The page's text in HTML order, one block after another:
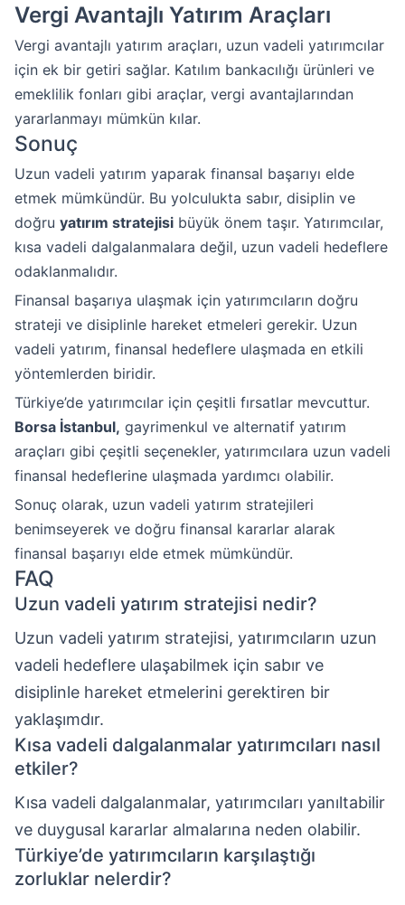
Vergi Avantajlı Yatırım Araçları
Vergi avantajlı yatırım araçları, uzun vadeli yatırımcılar
için ek bir getiri sağlar. Katılım bankacılığı ürünleri ve
emeklilik fonları gibi araçlar, vergi avantajlarından
yararlanmayı mümkün kılar.
Sonuç
Uzun vadeli yatırım yaparak finansal başarıyı elde
etmek mümkündür. Bu yolculukta sabır, disiplin ve
doğru yatırım stratejisi büyük önem taşır. Yatırımcılar,
kısa vadeli dalgalanmalara değil, uzun vadeli hedeflere
odaklanmalıdır.
Finansal başarıya ulaşmak için yatırımcıların doğru
strateji ve disiplinle hareket etmeleri gerekir. Uzun
vadeli yatırım, finansal hedeflere ulaşmada en etkili
yöntemlerden biridir.
Türkiye’de yatırımcılar için çeşitli fırsatlar mevcuttur.
Borsa İstanbul, gayrimenkul ve alternatif yatırım
araçları gibi çeşitli seçenekler, yatırımcılara uzun vadeli
finansal hedeflerine ulaşmada yardımcı olabilir.
Sonuç olarak, uzun vadeli yatırım stratejileri
benimseyerek ve doğru finansal kararlar alarak
finansal başarıyı elde etmek mümkündür.
FAQ
Uzun vadeli yatırım stratejisi nedir?
Uzun vadeli yatırım stratejisi, yatırımcıların uzun
vadeli hedeflere ulaşabilmek için sabır ve
disiplinle hareket etmelerini gerektiren bir
yaklaşımdır.
Kısa vadeli dalgalanmalar yatırımcıları nasıl
etkiler?
Kısa vadeli dalgalanmalar, yatırımcıları yanıltabilir
ve duygusal kararlar almalarına neden olabilir.
Türkiye’de yatırımcıların karşılaştığı
zorluklar nelerdir?